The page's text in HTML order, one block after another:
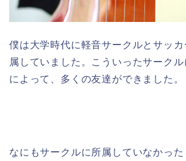
僕は大学時代に軽音サークルとサッ
属していました。こういったサークル
によって、多くの友達ができました。
なにもサークルに所属していなかった